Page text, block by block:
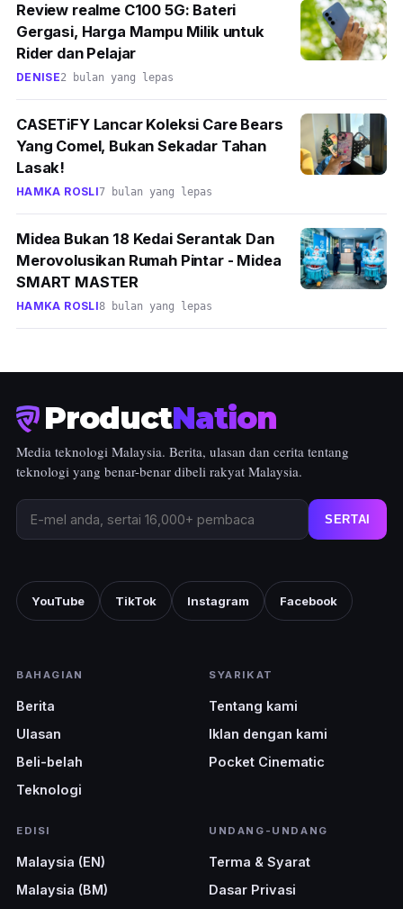
Review realme C100 5G: Bateri
Gergasi, Harga Mampu Milik untuk
Rider dan Pelajar
DENISE2 bulan yang lepas
CASETiFY Lancar Koleksi Care Bears
Yang Comel, Bukan Sekadar Tahan
Lasak!
HAMKA ROSLI7 bulan yang lepas
Midea Bukan 18 Kedai Serantak Dan
Merovolusikan Rumah Pintar - Midea
SMART MASTER
HAMKA ROSLI8 bulan yang lepas
ProductNation
Media teknologi Malaysia. Berita, ulasan dan cerita tentang
teknologi yang benar-benar dibeli rakyat Malaysia.
SERTAI
YouTube TikTok Instagram Facebook
BAHAGIAN
Berita
Ulasan
Beli-belah
Teknologi
SYARIKAT
Tentang kami
Iklan dengan kami
Pocket Cinematic
EDISI
Malaysia (EN)
Malaysia (BM)
UNDANG-UNDANG
Terma & Syarat
Dasar Privasi